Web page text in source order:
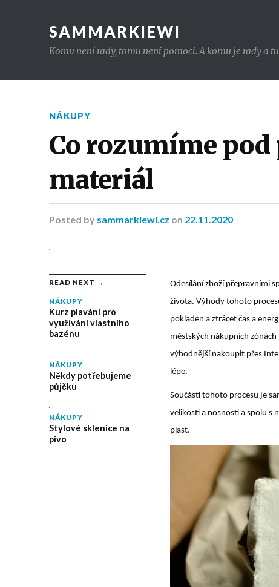
SAMMARKIEWI
Komu není rady, tomu není pomoci. A komu je rady a
NÁKUPY
Co rozumíme
materiál
Posted by sammarkiewi.cz on 22.11.2020
READ NEXT →
NÁKUPY
Kurz plavání pro
využívání vlastního
bazénu
NÁKUPY
Někdy potřebujeme
půjčku
NÁKUPY
Stylové sklenice na
pivo
Odesílání zboží přepravními
života. Výhody tohoto
pokladen a ztrácet čas a
městských nákupních
výhodnější nakoupit přes
lépe.
Součástí tohoto procesu je
velikosti a nosnosti a spolu s
plast.